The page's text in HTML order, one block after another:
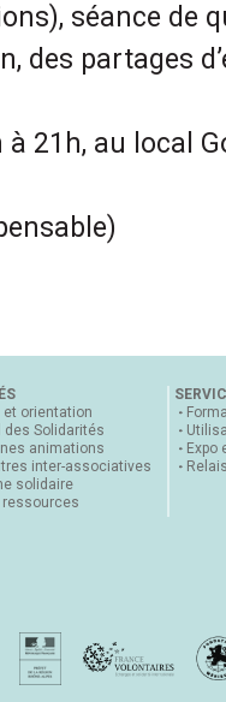
séance de
des partages
à 21h, au local
orientation
des Solidarités
animations
inter-associatives
solidaire
ressources
Expo